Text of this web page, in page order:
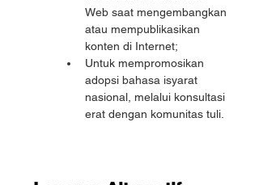
Web saat mengembangkan
atau mempublikasikan
konten di Internet;
Untuk mempromosikan
adopsi bahasa isyarat
nasional, melalui konsultasi
erat dengan komunitas tuli.